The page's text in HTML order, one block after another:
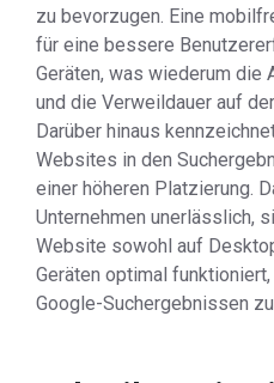
zu bevorzugen. Eine
für eine bessere
Geräten, was wiederum die
und die Verweildauer auf
Darüber hinaus
Websites in den
einer höheren Platzierung.
Unternehmen unerlässlich,
Website sowohl auf
Geräten optimal
Google-Suchergebnissen